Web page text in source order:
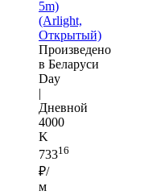
5m)
(Arlight,
Открытый)
Произведено
в Беларуси
Day
|
Дневной
4000
K
73316
₽/
м